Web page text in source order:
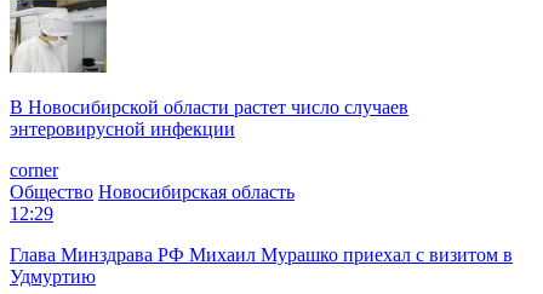
В Новосибирской области растет число случаев
энтеровирусной инфекции
corner
Общество Новосибирская область
12:29
Глава Минздрава РФ Михаил Мурашко приехал с визитом в
Удмуртию